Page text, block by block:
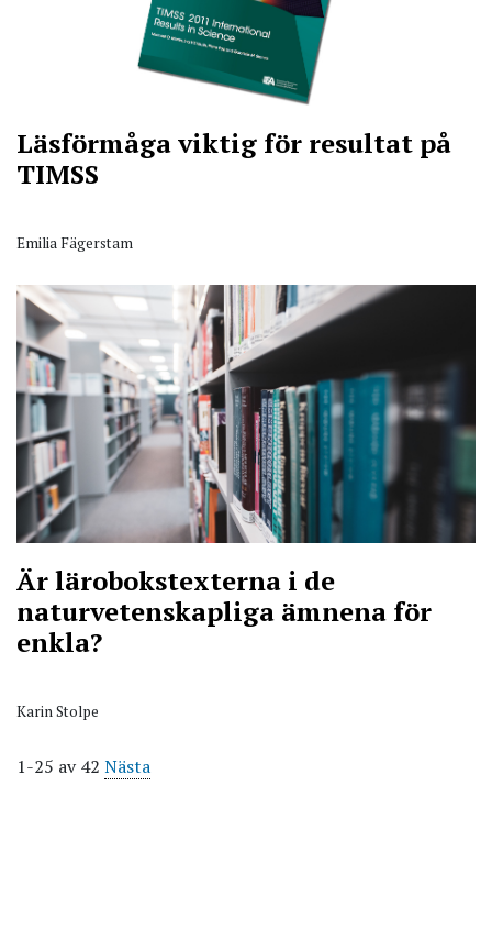
Läsförmåga viktig för resultat på
TIMSS
Emilia Fägerstam
Är lärobokstexterna i de
naturvetenskapliga ämnena för
enkla?
Karin Stolpe
1-25 av 42 Nästa